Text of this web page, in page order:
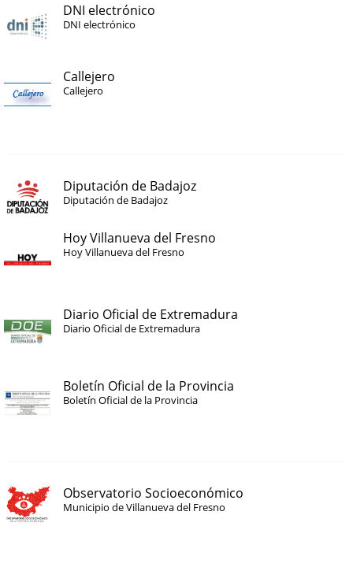
DNI electrónico
DNI electrónico
Callejero
Callejero
Diputación de Badajoz
Diputación de Badajoz
Hoy Villanueva del Fresno
Hoy Villanueva del Fresno
Diario Oficial de Extremadura
Diario Oficial de Extremadura
Boletín Oficial de la Provincia
Boletín Oficial de la Provincia
Observatorio Socioeconómico
Municipio de Villanueva del Fresno